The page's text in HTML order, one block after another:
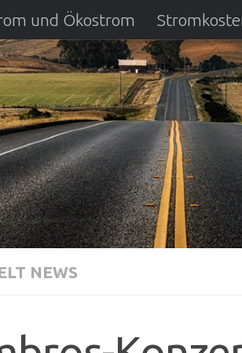
und Ökostrom
DSL Anbietervergleich
NEWS